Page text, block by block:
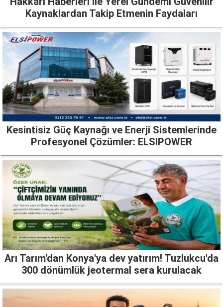
Kaynaklardan Takip Etmenin Faydaları
Kesintisiz Güç Kaynağı ve Enerji Sistemlerinde
Profesyonel Çözümler: ELSIPOWER
Arı Tarım'dan Konya'ya dev yatırım! Tuzlukcu'da
300 dönümlük jeotermal sera kurulacak